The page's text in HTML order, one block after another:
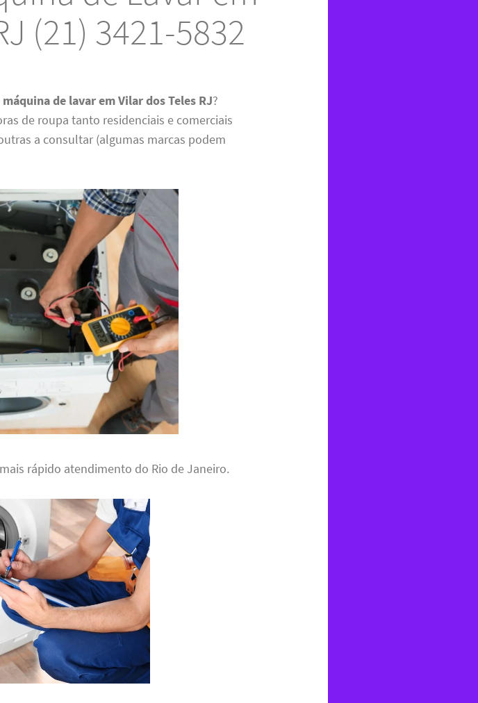
(21) 3421-5832
de lavar em Vilar dos Teles RJ?
de roupa tanto residenciais e comerciais
a consultar (algumas marcas podem
rápido atendimento do Rio de Janeiro.